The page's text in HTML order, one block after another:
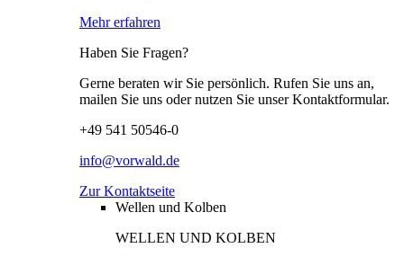
Mehr erfahren
Haben Sie Fragen?
Gerne beraten wir Sie persönlich. Rufen Sie uns an,
mailen Sie uns oder nutzen Sie unser Kontaktformular.
+49 541 50546-0
info@vorwald.de
Zur Kontaktseite
Wellen und Kolben
WELLEN UND KOLBEN